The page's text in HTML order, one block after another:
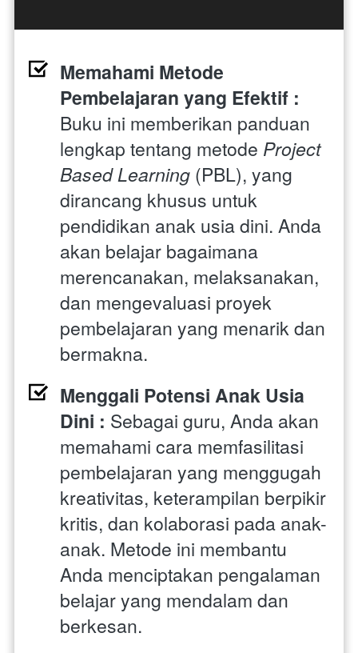
Memahami Metode
Buku ini memberikan panduan
lengkap tentang metode Project
Based Learning (PBL), yang
dirancang khusus untuk
pendidikan anak usia dini. Anda
akan belajar bagaimana
merencanakan, melaksanakan,
dan mengevaluasi proyek
pembelajaran yang menarik dan
bermakna.
Menggali Potensi Anak Usia
Dini : Sebagai guru, Anda akan
memahami cara memfasilitasi
pembelajaran yang menggugah
kreativitas, keterampilan berpikir
kritis, dan kolaborasi pada anak-
anak. Metode ini membantu
Anda menciptakan pengalaman
belajar yang mendalam dan
berkesan.